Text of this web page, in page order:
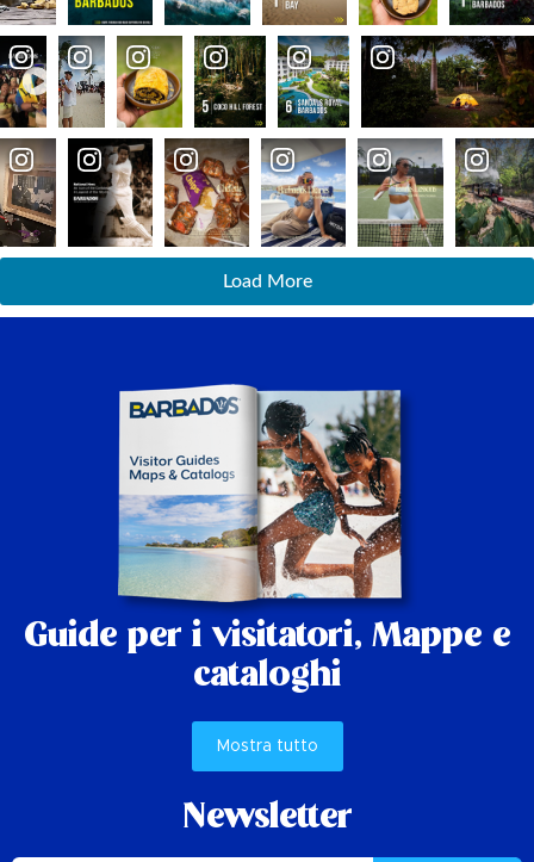
Load More
Guide per i visitatori, Mappe e
cataloghi
Mostra tutto
Newsletter